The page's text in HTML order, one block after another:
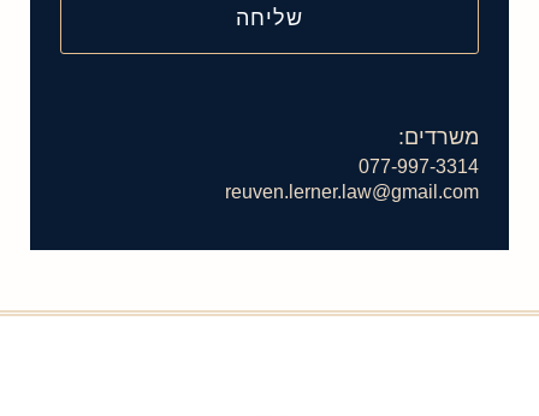
משרדים:
077-997-3314
reuven.lerner.law@gmail.com